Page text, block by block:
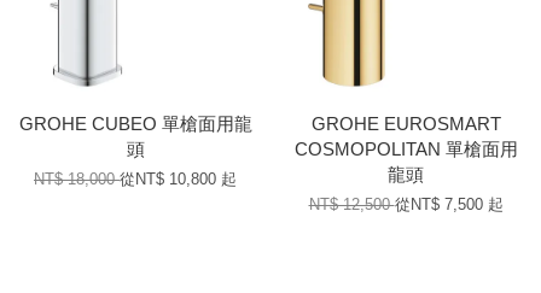
GROHE CUBEO 單槍面用龍
頭
NT$ 18,000從 NT$ 10,800 起
GROHE EUROSMART
COSMOPOLITAN 單槍面用
龍頭
NT$ 12,500從 NT$ 7,500 起